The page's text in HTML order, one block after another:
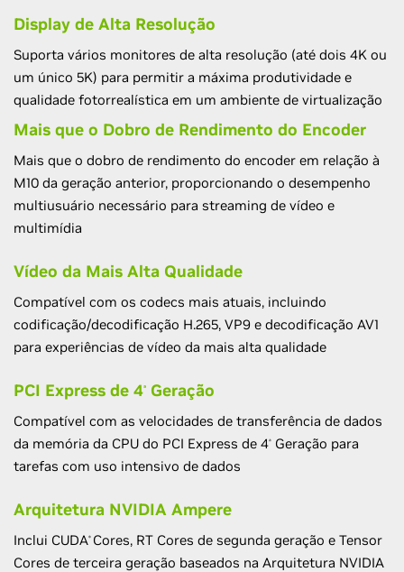
Display de Alta Resolução
Suporta vários monitores de alta resolução (até dois 4K ou
um único 5K) para permitir a máxima produtividade e
qualidade fotorrealística em um ambiente de virtualização
Mais que o Dobro de Rendimento do Encoder
Mais que o dobro de rendimento do encoder em relação à
M10 da geração anterior, proporcionando o desempenho
multiusuário necessário para streaming de vídeo e
multimídia
Vídeo da Mais Alta Qualidade
Compatível com os codecs mais atuais, incluindo
codificação/decodificação H.265, VP9 e decodificação AV1
para experiências de vídeo da mais alta qualidade
PCI Express de 4ª Geração
Compatível com as velocidades de transferência de dados
da memória da CPU do PCI Express de 4ª
Geração para
tarefas com uso intensivo de dados
Arquitetura NVIDIA Ampere
Inclui CUDA® Cores, RT Cores de segunda geração e Tensor
Cores de terceira geração baseados na Arquitetura NVIDIA